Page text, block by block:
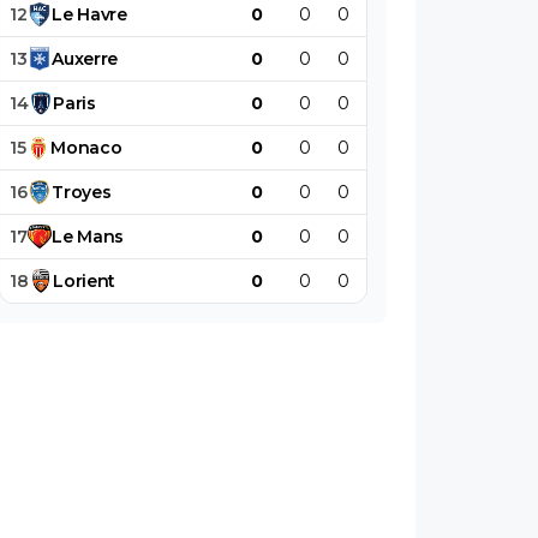
12 Le Havre 0 0 0
13 Auxerre 0 0 0
14 Paris 0 0 0
15 Monaco 0 0 0
16 Troyes 0 0 0
17 Le Mans 0 0 0
18 Lorient 0 0 0